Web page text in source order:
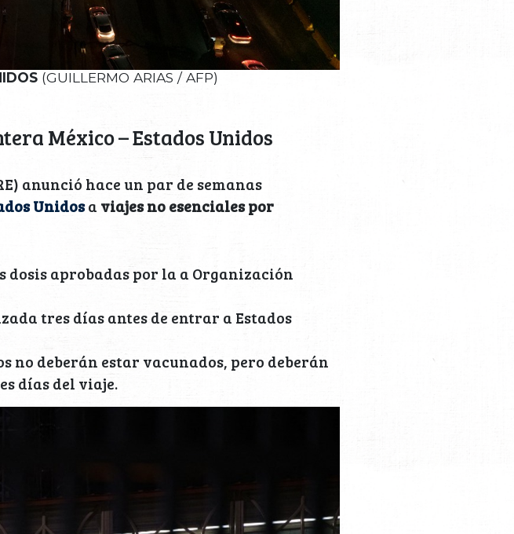
(GUILLERMO ARIAS / AFP)
México – Estados Unidos
anunció hace un par de semanas
Unidosa viajes no esenciales por
dosis aprobadas por la a Organización
tres días antes de entrar a Estados
no deberán estar vacunados, pero deberán
días del viaje.